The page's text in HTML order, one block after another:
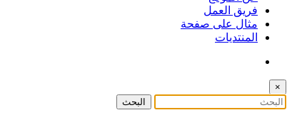
فريق العمل
مثال على صفحة
المنتديات
×